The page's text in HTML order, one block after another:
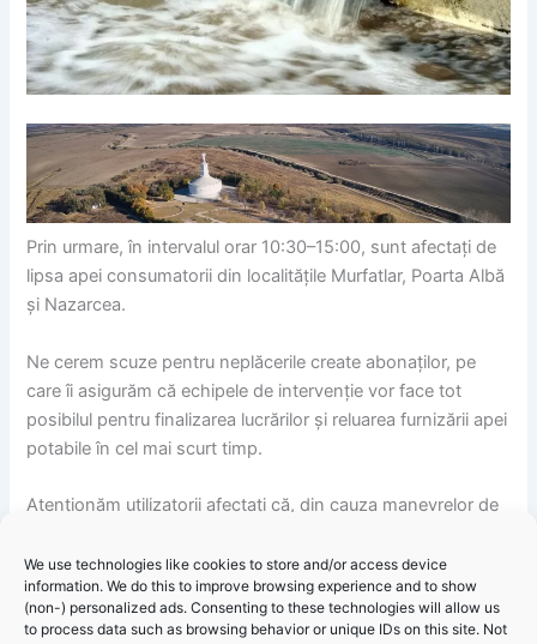
We use technologies like cookies to store and/or access device
information. We do this to improve browsing experience and to show
(non-) personalized ads. Consenting to these technologies will allow us
to process data such as browsing behavior or unique IDs on this site. Not
Prin urmare, în intervalul orar 10:30–15:00, sunt afectați de
lipsa apei consumatorii din localitățile Murfatlar, Poarta Albă
și Nazarcea.
Ne cerem scuze pentru neplăcerile create abonaților, pe
care îi asigurăm că echipele de intervenție vor face tot
posibilul pentru finalizarea lucrărilor și reluarea furnizării apei
potabile în cel mai scurt timp.
Atenționăm utilizatorii afectați că, din cauza manevrelor de
potabilă, ocazional, se pot produce modificări ale calității
apei potabile din punctul de vedere al turbidității și culorii. În
această situație, se va evita consumul până la limpezirea